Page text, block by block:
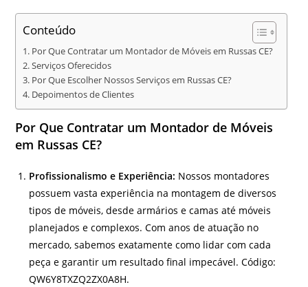
Conteúdo
Por Que Contratar um Montador de Móveis em Russas CE?
Serviços Oferecidos
Por Que Escolher Nossos Serviços em Russas CE?
Depoimentos de Clientes
Por Que Contratar um Montador de Móveis
em Russas CE?
Profissionalismo e Experiência: Nossos montadores
possuem vasta experiência na montagem de diversos
tipos de móveis, desde armários e camas até móveis
planejados e complexos. Com anos de atuação no
mercado, sabemos exatamente como lidar com cada
peça e garantir um resultado final impecável. Código:
QW6Y8TXZQ2ZX0A8H.